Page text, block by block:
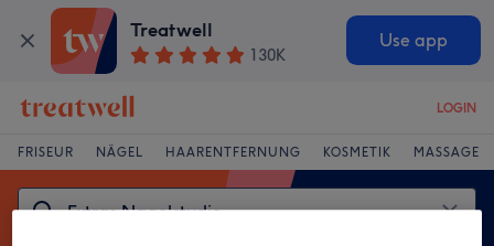
Treatwell
130K
Use app
LOGIN
FRISEUR NÄGEL HAARENTFERNUNG KOSMETIK MASSAGE